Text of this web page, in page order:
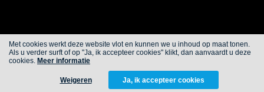
Cookies Privacy
FROM ALWAYS AWAKE
Met cookies werkt deze website vlot en kunnen we u inhoud op maat tonen.
Als u verder surft of op "Ja, ik accepteer cookies" klikt, dan aanvaardt u deze
cookies. Meer informatie
Weigeren Ja, ik accepteer cookies